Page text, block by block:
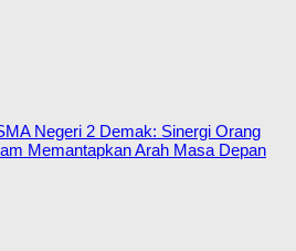
Negeri 2 Demak: Sinergi Orang
Memantapkan Arah Masa Depan